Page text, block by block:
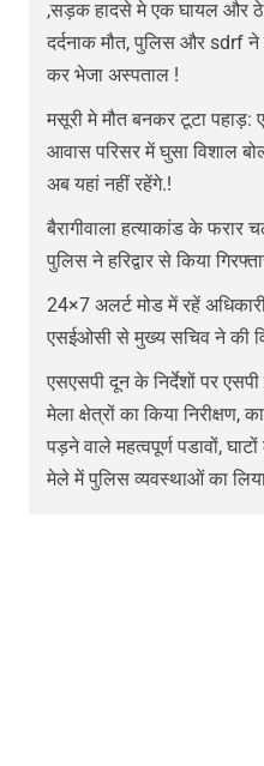
,सड़क हादसे मे एक घायल और
दर्दनाक मौत, पुलिस और sdrf ने
कर भेजा अस्पताल !
मसूरी मे मौत बनकर टूटा पहाड़:
आवास परिसर में घुसा विशाल
अब यहां नहीं रहेंगे.!
बैरागीवाला हत्याकांड के फरार
पुलिस ने हरिद्वार से किया
24×7 अलर्ट मोड में रहें
एसईओसी से मुख्य सचिव ने की
एसएसपी दून के निर्देशों पर
मेला क्षेत्रों का किया निरीक्षण,
पड़ने वाले महत्वपूर्ण पडावों,
मेले में पुलिस व्यवस्थाओं का